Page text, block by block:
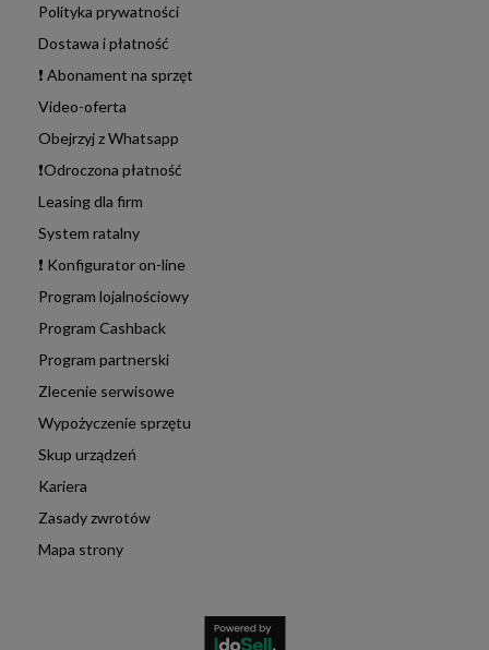
Polityka prywatności
Dostawa i płatność
❗ Abonament na sprzęt
Video-oferta
Obejrzyj z Whatsapp
❗Odroczona płatność
Leasing dla firm
System ratalny
❗ Konfigurator on-line
Program lojalnościowy
Program Cashback
Program partnerski
Zlecenie serwisowe
Wypożyczenie sprzętu
Skup urządzeń
Kariera
Zasady zwrotów
Mapa strony